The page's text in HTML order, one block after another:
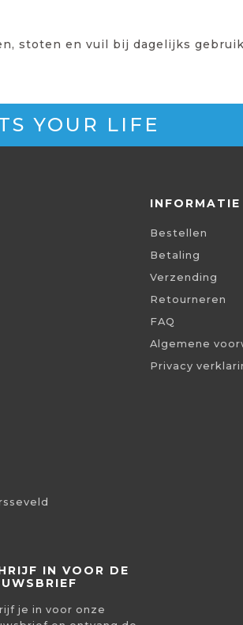
stoten en vuil bij dagelijks
YOUR LIFE
INFORMATIE
Bestellen
Betaling
Verzending
Retourneren
FAQ
Algemene
Privacy
IN VOOR DE
je in voor onze